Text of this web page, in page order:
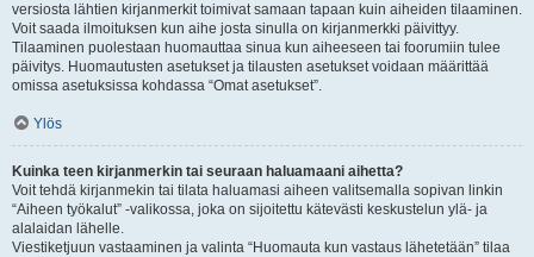
versiosta lähtien kirjanmerkit toimivat samaan tapaan kuin aiheiden tilaaminen.
Voit saada ilmoituksen kun aihe josta sinulla on kirjanmerkki päivittyy.
Tilaaminen puolestaan huomauttaa sinua kun aiheeseen tai foorumiin tulee
päivitys. Huomautusten asetukset ja tilausten asetukset voidaan määrittää
omissa asetuksissa kohdassa “Omat asetukset”.
Ylös
Kuinka teen kirjanmerkin tai seuraan haluamaani aihetta?
Voit tehdä kirjanmekin tai tilata haluamasi aiheen valitsemalla sopivan linkin
“Aiheen työkalut” -valikossa, joka on sijoitettu kätevästi keskustelun ylä- ja
alalaidan lähelle.
Viestiketjuun vastaaminen ja valinta “Huomauta kun vastaus lähetetään” tilaa